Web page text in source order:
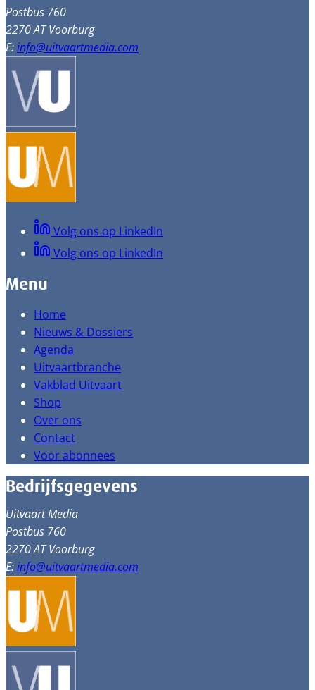
Postbus 760
2270 AT Voorburg
E:info@uitvaartmedia.com
Volg ons op LinkedIn
Volg ons op LinkedIn
Menu
Home
Nieuws & Dossiers
Agenda
Uitvaartbranche
Vakblad Uitvaart
Shop
Over ons
Contact
Voor abonnees
Bedrijfsgegevens
Uitvaart Media
Postbus 760
2270 AT Voorburg
E:info@uitvaartmedia.com